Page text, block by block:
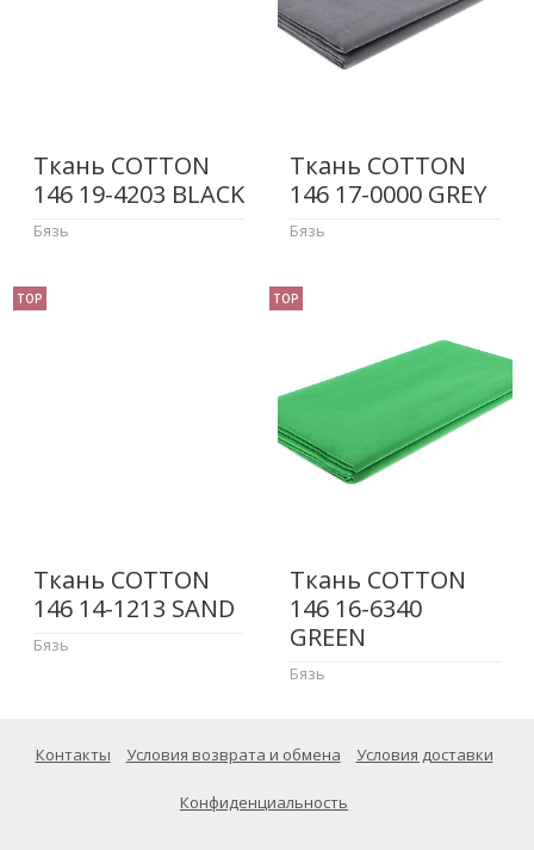
Ткань COTTON
146 19-4203 BLACK
Бязь
Ткань COTTON
146 17-0000 GREY
Бязь
TOP
Ткань COTTON
146 14-1213 SAND
Бязь
TOP
Ткань COTTON
146 16-6340
GREEN
Бязь
Контакты Условия возврата и обмена Условия доставки
Конфиденциальность